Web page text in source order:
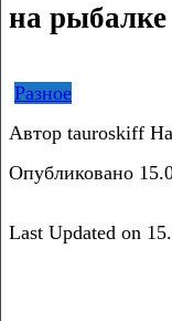
на рыбалке
Разное
Автор tauroskiff
Опубликовано
Last Updated on